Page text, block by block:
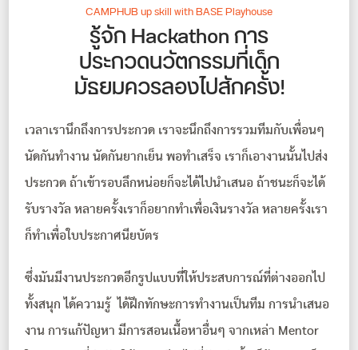
CAMPHUB up skill with BASE Playhouse
รู้จัก Hackathon การ
ประกวดนวัตกรรมที่เด็ก
มัธยมควรลองไปสักครั้ง!
เวลาเรานึกถึงการประกวด เราจะนึกถึงการรวมทีมกับเพื่อนๆ
นัดกันทำงาน นัดกันยากเย็น พอทำเสร็จ เราก็เอางานนั้นไปส่ง
ประกวด ถ้าเข้ารอบลึกหน่อยก็จะได้ไปนำเสนอ ถ้าชนะก็จะได้
รับรางวัล หลายครั้งเราก็อยากทำเพื่อเงินรางวัล หลายครั้งเรา
ก็ทำเพื่อใบประกาศนียบัตร
ซึ่งมันมีงานประกวดอีกรูปแบบที่ให้ประสบการณ์ที่ต่างออกไป
ทั้งสนุก ได้ความรู้ ได้ฝึกทักษะการทำงานเป็นทีม การนำเสนอ
งาน การแก้ปัญหา มีการสอนเนื้อหาอื่นๆ จากเหล่า Mentor